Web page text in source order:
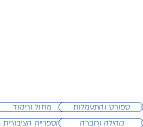
מחול וריקוד
הספרייה הציבורית
ספורט והתעמלות
קהילה וחברה